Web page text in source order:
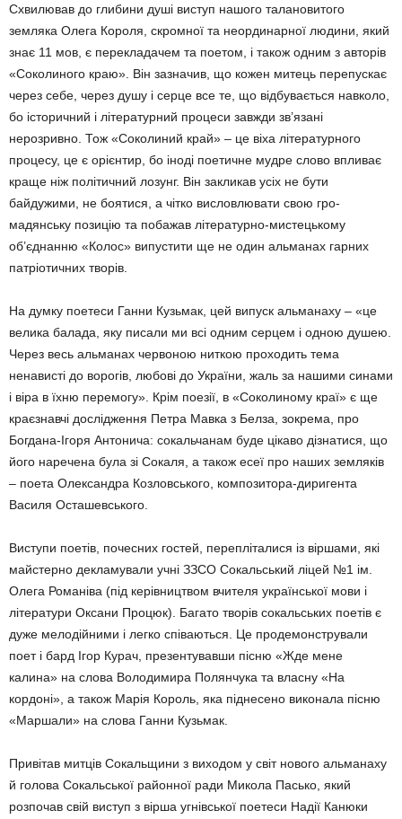
Схвилював до глибини душі виступ нашо­го талановитого
земляка Олега Короля, скромної та неординарної людини, який
знає 11 мов, є перекладачем та поетом, і також одним з авторів
«Соколиного краю». Він зазначив, що кожен митець перепускає
через себе, через душу і серце все те, що відбувається навколо,
бо історичний і літера­турний процеси завжди зв’язані
нерозривно. Тож «Соколиний край» – це віха літературно­го
процесу, це є орієнтир, бо іноді поетичне мудре слово впливає
краще ніж політичний лозунг. Він закликав усіх не бути
байдужими, не боятися, а чітко висловлювати свою гро­
мадянську позицію та побажав літературно-мистецькому
об’єднанню «Колос» випустити ще не один альманах гарних
патріотичних творів.
На думку поетеси Ганни Кузьмак, цей випуск альманаху – «це
велика балада, яку писали ми всі одним серцем і одною душею.
Через весь альманах червоною ниткою проходить тема
ненависті до ворогів, любові до України, жаль за нашими синами
і віра в їхню перемогу». Крім поезії, в «Соколи­ному краї» є ще
краєзнавчі дослідження Пет­ра Мавка з Белза, зокрема, про
Богдана-Ігоря Антонича: сокальчанам буде цікаво дізнатися, що
його наречена була зі Сокаля, а також есеї про наших земляків
– поета Олександра Козловського, композитора-диригента
Василя Осташевського.
Виступи поетів, почесних гостей, переплі­талися із віршами, які
майстерно декламу­вали учні ЗЗСО Сокальський ліцей №1 ім.
Олега Романіва (під керівництвом вчителя української мови і
літератури Оксани Про­цюк). Багато творів сокальських поетів є
дуже мелодійними і легко співаються. Це продемонстрували
поет і бард Ігор Курач, презентувавши пісню «Жде мене
калина» на слова Володимира Полянчука та власну «На
кордоні», а також Марія Король, яка піднесено виконала пісню
«Маршали» на слова Ганни Кузьмак.
Привітав митців Сокальщини з виходом у світ нового альманаху
й голова Сокальської районної ради Микола Пасько, який
розпочав свій виступ з вірша угнівської пое­теси Надії Канюки